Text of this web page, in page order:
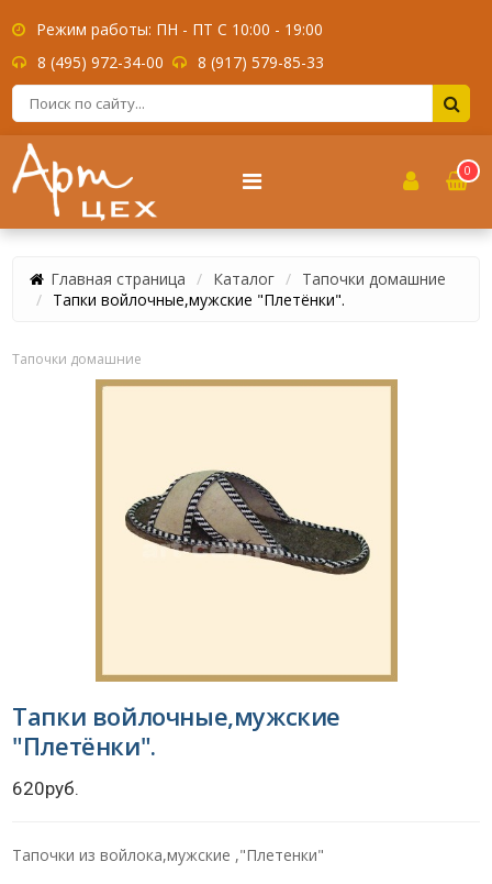
Режим работы: ПН - ПТ С 10:00 - 19:00
8 (495) 972-34-00
8 (917) 579-85-33
0
Главная страница Каталог
Тапочки домашние
Тапки войлочные,мужские "Плетёнки".
Тапочки домашние
Тапки войлочные,мужские
"Плетёнки".
620руб.
Тапочки из войлока,мужские ,"Плетенки"